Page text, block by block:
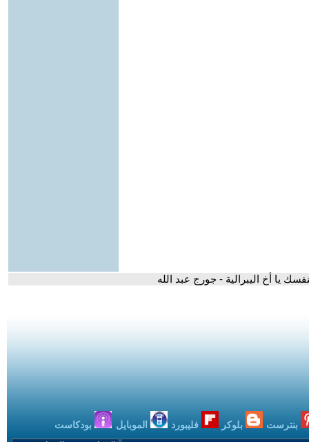
يا أخ اليبرالية - جورج عبد الله
بنترست بلوكر فليبورد الموبايل بودكاست